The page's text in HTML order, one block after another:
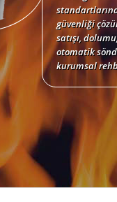
güvenliği
satışı,
otomatik
kurumsal
Bursa Yangın
Dolumu ve
Hizmetleri